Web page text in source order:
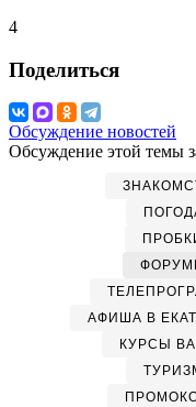
4
Поделиться
Обсуждение новостей
Обсуждение этой темы
АФИША В
КУРСЫ